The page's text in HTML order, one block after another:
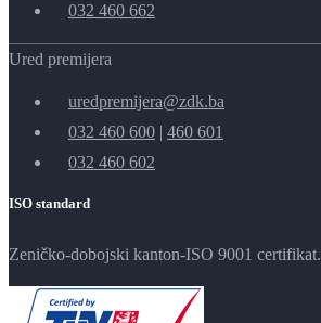
032 460 662
Ured premijera
uredpremijera@zdk.ba
032 460 600 | 460 601
032 460 602
ISO standard
Zeničko-dobojski kanton-ISO 9001 certifikat.